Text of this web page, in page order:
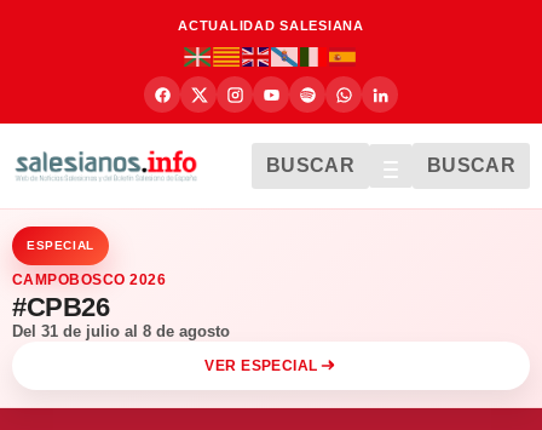
ACTUALIDAD SALESIANA
BUSCAR BUSCAR
ESPECIAL
CAMPOBOSCO 2026
#CPB26
Del 31 de julio al 8 de agosto
VER ESPECIAL